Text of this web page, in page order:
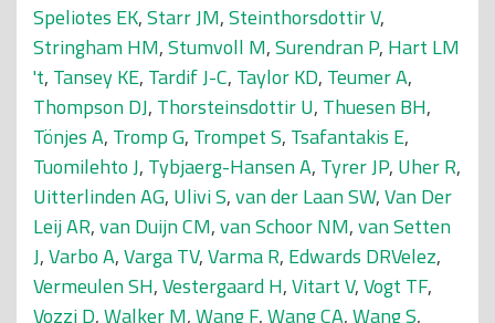
Speliotes EK,Starr JM,Steinthorsdottir V,
Stringham HM,Stumvoll M,Surendran P, Hart LM
't, Tansey KE, Tardif J-C, Taylor KD, Teumer A,
Thompson DJ, Thorsteinsdottir U, Thuesen BH,
Tönjes A, Tromp G, Trompet S, Tsafantakis E,
Tuomilehto J, Tybjaerg-Hansen A, Tyrer JP, Uher R,
Uitterlinden AG, Ulivi S,van der Laan SW,Van Der
Leij AR,van Duijn CM,van Schoor NM,van Setten
J,Varbo A,Varga TV,Varma R, Edwards DRVelez,
Vermeulen SH,Vestergaard H,Vitart V,Vogt TF,
Vozzi D,Walker M,Wang F,Wang CA,Wang S,